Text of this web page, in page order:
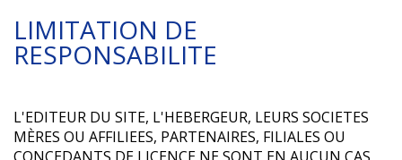
LIMITATION DE
RESPONSABILITE
L'EDITEUR DU SITE, L'HEBERGEUR, LEURS SOCIETES
MÈRES OU AFFILIEES, PARTENAIRES, FILIALES OU